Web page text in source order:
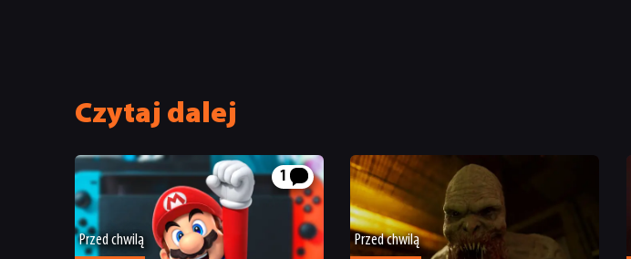
Czytaj dalej
1
Przed chwilą Przed chwilą